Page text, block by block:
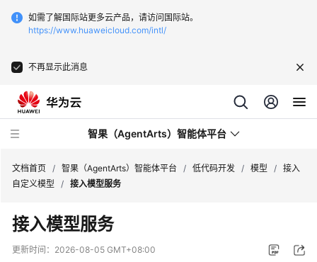
如需了解国际站更多云产品，请访问国际站。
https://www.huaweicloud.com/intl/
不再显示此消息
智果（AgentArts）智能体平台
最
新
动
文档首页 / 智果（AgentArts）智能体平台 / 低代码开发 / 模型 / 接入
自定义模型
/ 接入模型服务
接入模型服务
更新时间： 2026-08-05 GMT+08:00